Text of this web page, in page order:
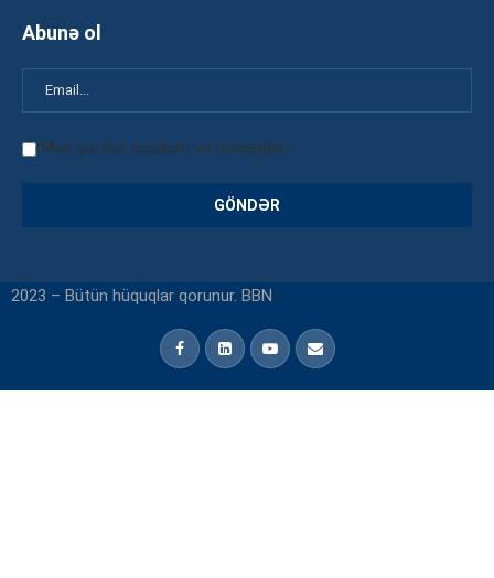
Abunə ol
Mən şərtləri oxudum və razılaşdım
2023 – Bütün hüquqlar qorunur. BBN